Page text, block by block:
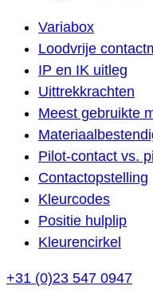
Variabox
Loodvrije
IP en IK uitleg
Uittrekkrachten
Meest gebruikte
Pilot-contact vs.
Contactopstelling
Kleurcodes
Positie hulplip
Kleurencirkel
+31 (0)23 547 0947